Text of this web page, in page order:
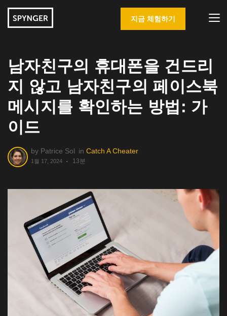
지금 체험하기
남자친구의 휴대폰을 건드리
지 않고 남자친구의 페이스북
메시지를 확인하는 방법: 가
이드
by Patrice Sol in Catch A Cheater
1월 17, 2024 13분